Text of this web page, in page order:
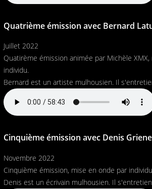
Quatrième émission avec Bernard
Juillet 2022
Quatirème émission animée par Michèle
individu.
Bernard est un artiste mulhousien. Il
Cinquième émission avec Denis
Novembre 2022
Cinquième émission, mise en onde par
Denis est un écrivain mulhousien. Il